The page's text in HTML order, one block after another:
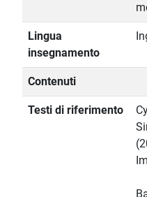
Lingua
insegnamento
Contenuti
Testi di riferimento